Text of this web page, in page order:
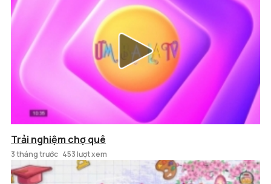
Trải nghiệm chợ quê
3 tháng trước 453 lượt xem